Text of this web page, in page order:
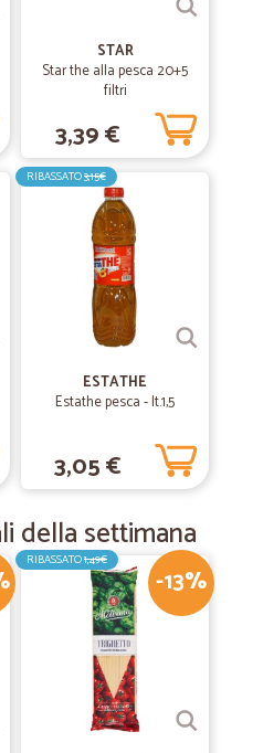
STAR
Star the alla pesca 20+5
filtri
3,39 €
RIBASSATO3,15€
ESTATHE
Estathe pesca - lt.1,5
3,05 €
della settimana
-13%
RIBASSATO1,49€